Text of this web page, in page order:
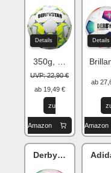
Details
350g, Größe 4
UVP: 22,90 €
ab 19,49 €
zu
Amazon
Details
ab
Amazon
Derbystar